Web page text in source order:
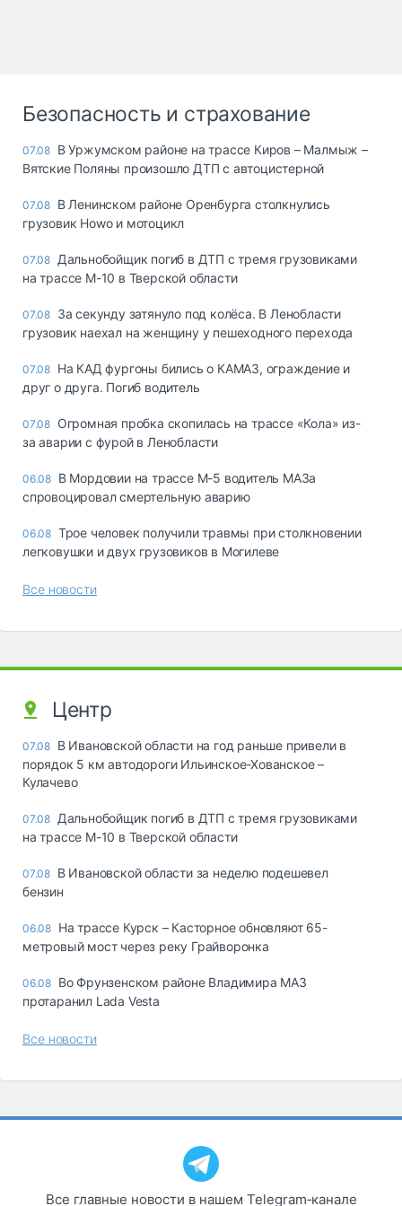
Безопасность и страхование
07.08 В Уржумском районе на трассе Киров – Малмыж –
Вятские Поляны произошло ДТП с автоцистерной
07.08 В Ленинском районе Оренбурга столкнулись
грузовик Howo и мотоцикл
07.08 Дальнобойщик погиб в ДТП с тремя грузовиками
на трассе М-10 в Тверской области
07.08 За секунду затянуло под колёса. В Ленобласти
грузовик наехал на женщину у пешеходного перехода
07.08 На КАД фургоны бились о КАМАЗ, ограждение и
друг о друга. Погиб водитель
07.08 Огромная пробка скопилась на трассе «Кола» из-
за аварии с фурой в Ленобласти
06.08 В Мордовии на трассе М-5 водитель МАЗа
спровоцировал смертельную аварию
06.08 Трое человек получили травмы при столкновении
легковушки и двух грузовиков в Могилеве
Все новости
Центр
07.08 В Ивановской области на год раньше привели в
порядок 5 км автодороги Ильинское-Хованское –
Кулачево
07.08 Дальнобойщик погиб в ДТП с тремя грузовиками
на трассе М-10 в Тверской области
07.08 В Ивановской области за неделю подешевел
бензин
06.08 На трассе Курск – Касторное обновляют 65-
метровый мост через реку Грайворонка
06.08 Во Фрунзенском районе Владимира МАЗ
протаранил Lada Vesta
Все новости
Все главные новости в нашем Telegram‑канале